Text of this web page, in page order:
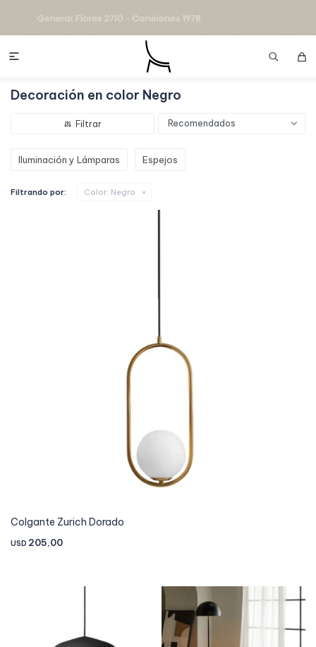

Decoración en color Negro
Recomendados
Iluminación y Lámparas Espejos
Filtrando por: Color: Negro
Colgante Zurich Dorado
USD 205,00